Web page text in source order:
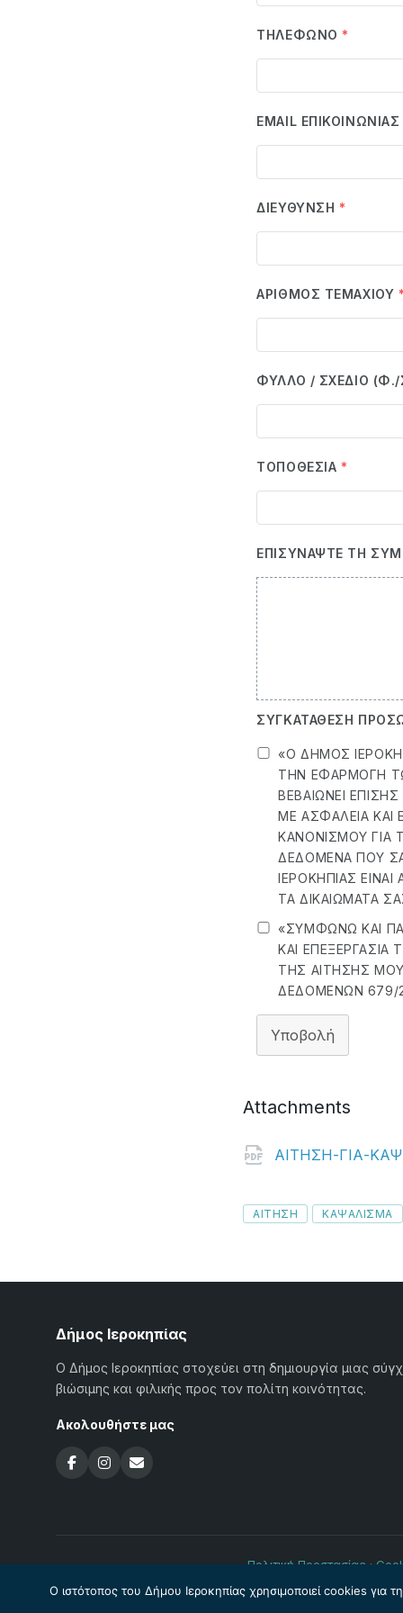
ΤΗΛΈΦΩΝΟ *
EMAIL ΕΠΙΚΟΙΝΩΝΊΑΣ
ΔΙΕΎΘΥΝΣΗ *
ΑΡΙΘΜΌΣ ΤΕΜΑΧΊΟΥ
ΦΎΛΛΟ / ΣΧΈΔΙΟ (Φ./
ΤΟΠΟΘΕΣΊΑ *
ΕΠΙΣΥΝΆΨΤΕ ΤΗ
ΣΥΓΚΑΤΆΘΕΣΗ
«Ο ΔΉΜΟΣ
ΤΗΝ ΕΦΑΡΜΟΓΉ
ΒΕΒΑΙΏΝΕΙ
ΜΕ ΑΣΦΆΛΕΙΑ ΚΑΙ
ΚΑΝΟΝΙΣΜΟΎ ΓΙΑ
ΔΕΔΟΜΈΝΑ ΠΟΥ
ΙΕΡΟΚΗΠΊΑΣ
ΤΑ ΔΙΚΑΙΏΜΑΤΑ
«ΣΥΜΦΩΝΏ ΚΑΙ
ΚΑΙ
ΤΗΣ ΑΊΤΗΣΗΣ
ΔΕΔΟΜΈΝΩΝ 679/
Υποβολή
Attachments
ΑΙΤΗΣΗ-ΓΙΑ-
Tags
ΑΙΤΗΣΗ ΚΑΨΑΛΙΣΜΑ
Δήμος Ιεροκηπίας
Ο Δήμος Ιεροκηπίας στοχεύει στη δημιουργία μιας
βιώσιμης και φιλικής προς τον πολίτη κοινότητας.
Ακολουθήστε μας
Πολιτική Προστασίας·
Ο ιστότοπος του Δήμου Ιεροκηπίας χρησιμοποιεί cookies